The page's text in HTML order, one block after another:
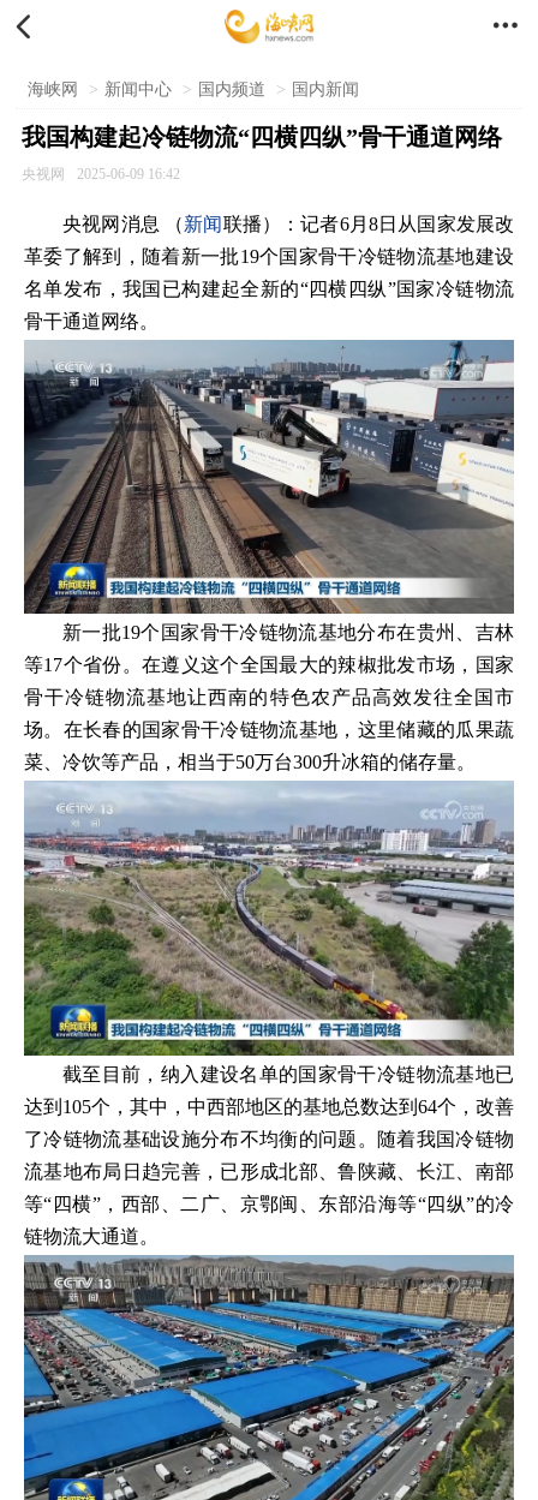
 
海峡网 > 新闻中心 > 国内频道 > 国内新闻
我国构建起冷链物流“四横四纵”骨干通道网络
央视网 2025-06-09 16:42
央视网消息 （新闻联播）：记者6月8日从国家发展改
革委了解到，随着新一批19个国家骨干冷链物流基地建设
名单发布，我国已构建起全新的“四横四纵”国家冷链物流
骨干通道网络。
新一批19个国家骨干冷链物流基地分布在贵州、吉林
等17个省份。在遵义这个全国最大的辣椒批发市场，国家
骨干冷链物流基地让西南的特色农产品高效发往全国市
场。在长春的国家骨干冷链物流基地，这里储藏的瓜果蔬
菜、冷饮等产品，相当于50万台300升冰箱的储存量。
截至目前，纳入建设名单的国家骨干冷链物流基地已
达到105个，其中，中西部地区的基地总数达到64个，改善
了冷链物流基础设施分布不均衡的问题。随着我国冷链物
流基地布局日趋完善，已形成北部、鲁陕藏、长江、南部
等“四横”，西部、二广、京鄂闽、东部沿海等“四纵”的冷
链物流大通道。